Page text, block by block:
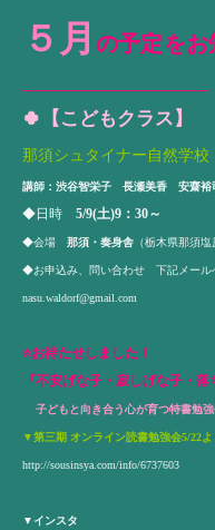
５月 の予定をお
🍀【こどもクラス】
那須シュタイナー自然学校
講師：渋谷智栄子 長瀬美香 安齋裕
◆日時 5/9(土)9：30～
◆会場 那須・奏身舎 （栃木県那須塩
◆お申込み、問い合わせ 下記メール
nasu.waldorf@gmail.com
⭐️お待たせしました！
『不安げな子・寂しげな子・落
子どもと向き合う心が育つ特書勉
▼第三期 オンライン読書勉強会5/22よ
http://sousinsya.com/info/6737603
▼ インスタ